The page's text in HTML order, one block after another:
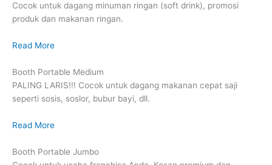
Cocok untuk dagang minuman ringan (soft drink), promosi
produk dan makanan ringan.
Read More
Booth Portable Medium
PALING LARIS!!! Cocok untuk dagang makanan cepat saji
seperti sosis, soslor, bubur bayi, dll.
Read More
Booth Portable Jumbo